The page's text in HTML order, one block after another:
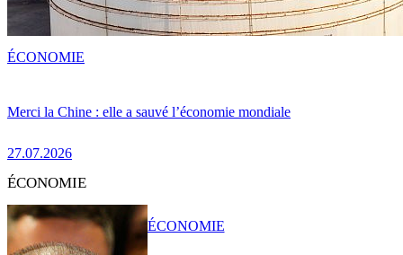
Merci la Chine : elle a sauvé l’économie mondiale
27.07.2026
ÉCONOMIE
ÉCONOMIE
ÉCONOMIE